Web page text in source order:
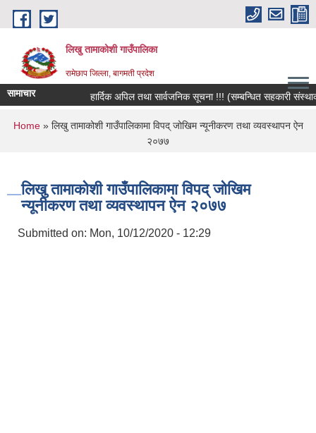
Skip to main content
लिखु तामाकोशी गाउँपालिका
रामेछाप जिल्ला, बागमती प्रदेश
सामाचार हार्दिक अपिल तथा सार्वजनिक सूचना !!! (सम्बन्धित सहकारी संस्थाका
You are here
Home» लिखु तामाकोशी गाउँपालिकामा विपद् जोखिम न्यूनीकरण तथा व्यवस्थापन ऐन
२०७७
लिखु तामाकोशी गाउँपालिकामा विपद् जोखिम
न्यूनीकरण तथा व्यवस्थापन ऐन २०७७
Submitted on: Mon, 10/12/2020 - 12:29